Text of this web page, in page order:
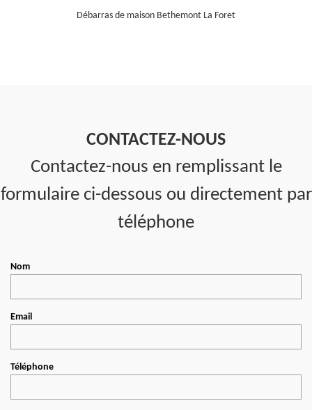
Débarras de maison Bethemont La Foret
CONTACTEZ-NOUS
Contactez-nous en remplissant le
formulaire ci-dessous ou directement par
téléphone
Nom
Email
Téléphone